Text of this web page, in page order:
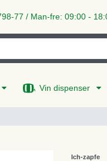
77 / Man-fre: 09:00 -
Vin dispenser
Ich-zapfe